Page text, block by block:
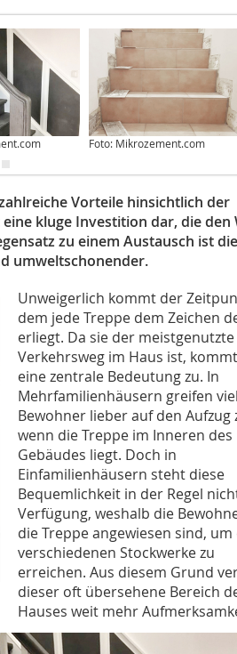
Foto: Mikrozement.com
Vorteile hinsichtlich der
kluge Investition dar, die den
zu einem Austausch ist die
umweltschonender.
Unweigerlich kommt der
dem jede ­Treppe dem Zeichen
erliegt. Da sie der meist­genutzte
Verkehrsweg im Haus ist,
eine ­zentrale Bedeutung zu. In
Mehrfamilienhäusern ­greifen
Bewohner lieber auf den Aufzug
wenn die Treppe im Inneren des
Gebäudes liegt. Doch in
Einfamilienhäusern steht diese
Bequemlichkeit in der Regel
Verfügung, weshalb die
die Treppe angewiesen sind, um
verschiedenen Stockwerke zu
erreichen. Aus diesem Grund
dieser oft übersehene Bereich
Hauses weit mehr